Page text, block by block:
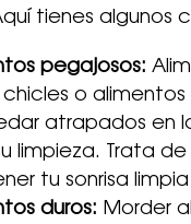
tienes algunos
pegajosos:
o
atrapados en
limpieza. Trata
tu sonrisa
duros: Morder